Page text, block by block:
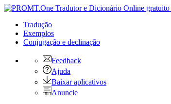
Tradução
Exemplos
Conjugação e declinação
Feedback
Ajuda
Baixar aplicativos
Anuncie